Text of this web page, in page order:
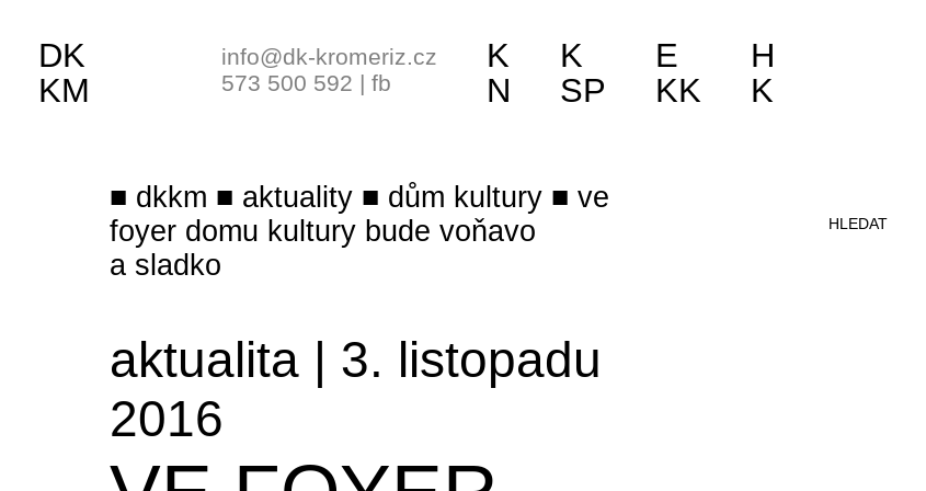
dkkm aktuality dům kultury
ve
foyer domu kultury bude voňavo
a sladko
aktualita | 3. listopadu
2016
DK
KM
info@dk-kromeriz.cz
573 500 592 | fb
K
N
K
SP
E
KK
H
K
HLEDAT